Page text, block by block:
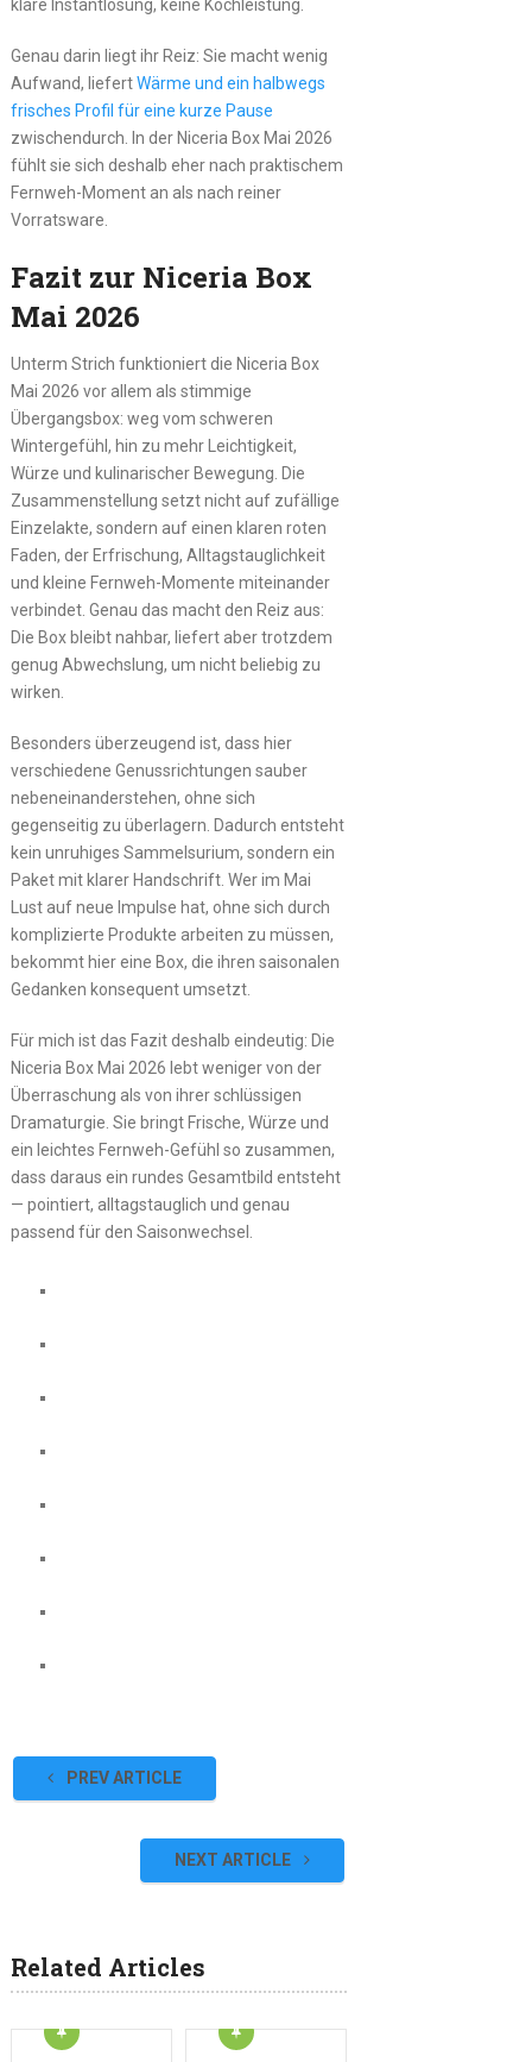
klare Instantlösung, keine Kochleistung.
Genau darin liegt ihr Reiz: Sie macht wenig
Aufwand, liefertWärme und ein halbwegs
frisches Profil für eine kurze Pause
zwischendurch. In der Niceria Box Mai 2026
fühlt sie sich deshalb eher nach praktischem
Fernweh-Moment an als nach reiner
Vorratsware.
Fazit zur Niceria Box
Mai 2026
Unterm Strich funktioniert die Niceria Box
Mai 2026 vor allem als stimmige
Übergangsbox: weg vom schweren
Wintergefühl, hin zu mehr Leichtigkeit,
Würze und kulinarischer Bewegung. Die
Zusammenstellung setzt nicht auf zufällige
Einzelakte, sondern auf einen klaren roten
Faden, der Erfrischung, Alltagstauglichkeit
und kleine Fernweh-Momente miteinander
verbindet. Genau das macht den Reiz aus:
Die Box bleibt nahbar, liefert aber trotzdem
genug Abwechslung, um nicht beliebig zu
wirken.
Besonders überzeugend ist, dass hier
verschiedene Genussrichtungen sauber
nebeneinanderstehen, ohne sich
gegenseitig zu überlagern. Dadurch entsteht
kein unruhiges Sammelsurium, sondern ein
Paket mit klarer Handschrift. Wer im Mai
Lust auf neue Impulse hat, ohne sich durch
komplizierte Produkte arbeiten zu müssen,
bekommt hier eine Box, die ihren saisonalen
Gedanken konsequent umsetzt.
Für mich ist das Fazit deshalb eindeutig: Die
Niceria Box Mai 2026 lebt weniger von der
Überraschung als von ihrer schlüssigen
Dramaturgie. Sie bringt Frische, Würze und
ein leichtes Fernweh-Gefühl so zusammen,
dass daraus ein rundes Gesamtbild entsteht
— pointiert, alltagstauglich und genau
passend für den Saisonwechsel.
PREV ARTICLE
NEXT ARTICLE
Related Articles